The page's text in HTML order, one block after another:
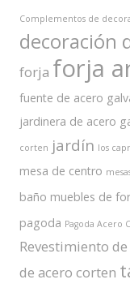
Complementos de
decoración
forja forja
fuente de acero
jardinera de acero
corten jardín los
mesa de centro
baño muebles de
pagoda Pagoda Acero
Revestimiento
de acero corten